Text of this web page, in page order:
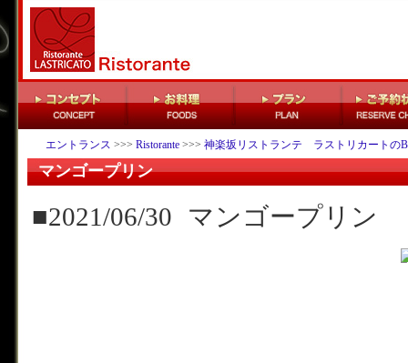
エントランス >>> Ristorante >>> 神楽坂リストランテ ラストリカートの
マンゴープリン
■2021/06/30 マンゴープリン